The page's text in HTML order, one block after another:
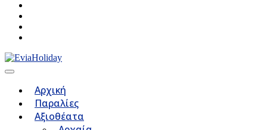
Αρχική
Παραλίες
Αξιοθέατα